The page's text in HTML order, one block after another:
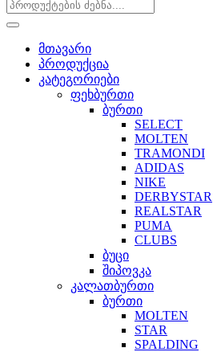
მთავარი
პროდუქცია
კატეგორიები
ფეხბურთი
ბურთი
SELECT
MOLTEN
TRAMONDI
ADIDAS
NIKE
DERBYSTAR
REALSTAR
PUMA
CLUBS
ბუცი
შიპოვკა
კალათბურთი
ბურთი
MOLTEN
STAR
SPALDING